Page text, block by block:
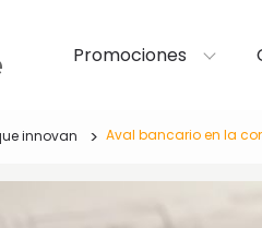
Promociones
innovan Aval bancario en la